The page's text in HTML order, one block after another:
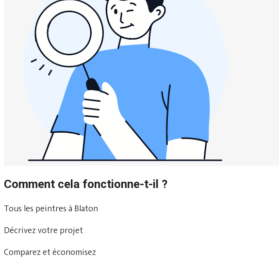
Comment cela fonctionne-t-il ?
Tous les peintres à Blaton
Décrivez votre projet
Comparez et économisez